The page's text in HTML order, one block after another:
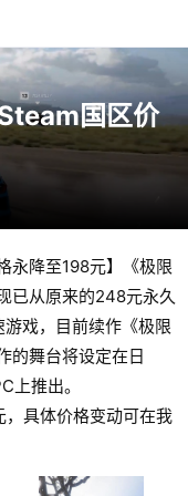
国区价
永降至198元】《极限
已从原来的248元永久
戏，目前续作《极限
的舞台将设定在日
推出。
具体价格变动可在我